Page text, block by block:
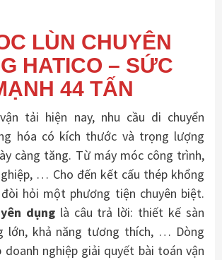
LÙN CHUYÊN
HATICO – SỨC
44 TẤN
tải hiện nay, nhu cầu di chuyển
hóa có kích thước và trọng lượng
càng tăng. Từ máy móc công trình,
… Cho đến kết cấu thép khổng
hỏi một phương tiện chuyên biệt.
dụnglà câu trả lời: thiết kế sàn
lớn, khả năng tương thích, … Dòng
doanh nghiệp giải quyết bài toán vận